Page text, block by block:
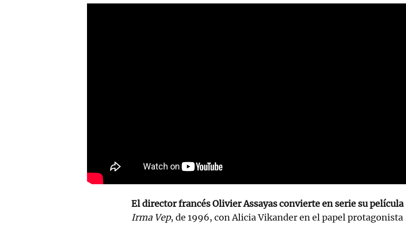
El director francés Olivier Assayas convierte en serie su película
Irma Vep, de 1996, con Alicia Vikander en el papel protagonista